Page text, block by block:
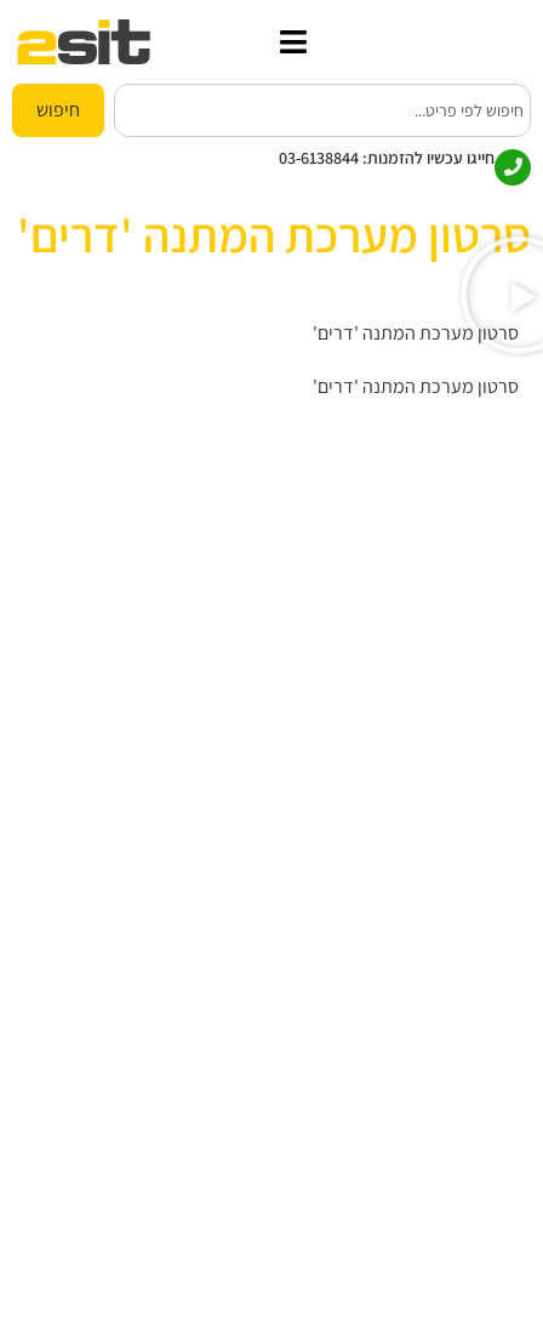
חיפוש
חייגו עכשיו להזמנות: 03-6138844
סרטון מערכת המתנה 'דרים'
סרטון מערכת המתנה 'דרים'
סרטון מערכת המתנה 'דרים'